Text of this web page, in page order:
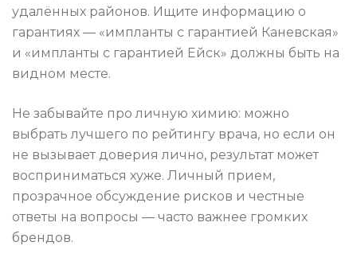
удалённых районов. Ищите информацию о
гарантиях — «импланты с гарантией Каневская»
и «импланты с гарантией Ейск» должны быть на
видном месте.
Не забывайте про личную химию: можно
выбрать лучшего по рейтингу врача, но если он
не вызывает доверия лично, результат может
восприниматься хуже. Личный прием,
прозрачное обсуждение рисков и честные
ответы на вопросы — часто важнее громких
брендов.